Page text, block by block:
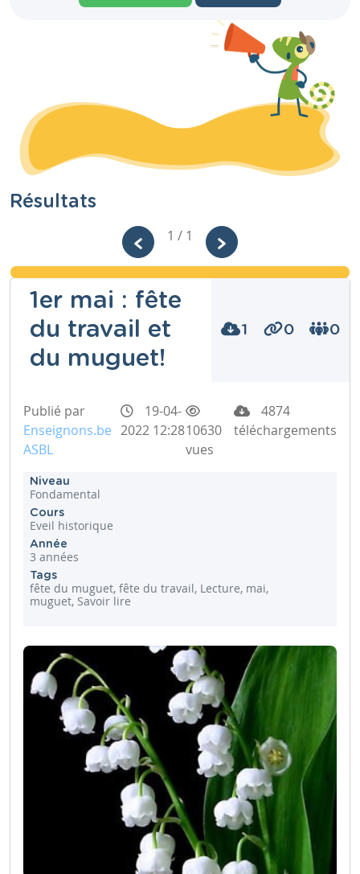
Résultats
1 / 1
1er mai : fête
du travail et
du muguet!
1 0 0
Publié par
Enseignons.be
ASBL
19-04-
2022 12:2810630
vues
4874
téléchargements
Niveau
Fondamental
Cours
Eveil historique
Année
3 années
Tags
fête du muguet, fête du travail, Lecture, mai,
muguet, Savoir lire